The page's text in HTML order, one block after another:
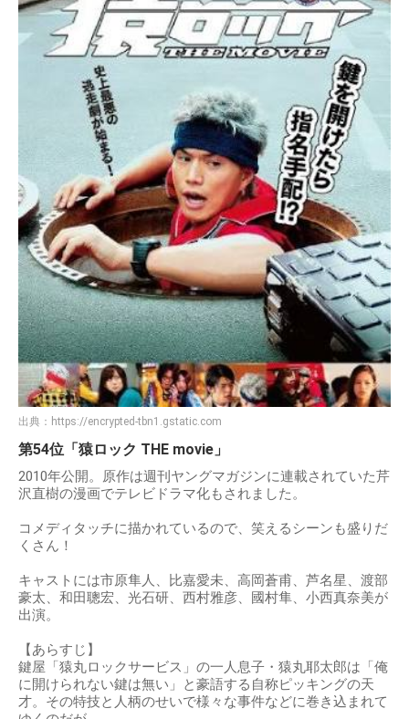
出典： https://encrypted-tbn1.gstatic.com
第54位「猿ロック THE movie」
2010年公開。原作は週刊ヤングマガジンに連載されていた芹
沢直樹の漫画でテレビドラマ化もされました。
コメディタッチに描かれているので、笑えるシーンも盛りだ
くさん！
キャストには市原隼人、比嘉愛未、高岡蒼甫、芦名星、渡部
豪太、和田聰宏、光石研、西村雅彦、國村隼、小西真奈美が
出演。
【あらすじ】
鍵屋「猿丸ロックサービス」の一人息子・猿丸耶太郎は「俺
に開けられない鍵は無い」と豪語する自称ピッキングの天
才。その特技と人柄のせいで様々な事件などに巻き込まれて